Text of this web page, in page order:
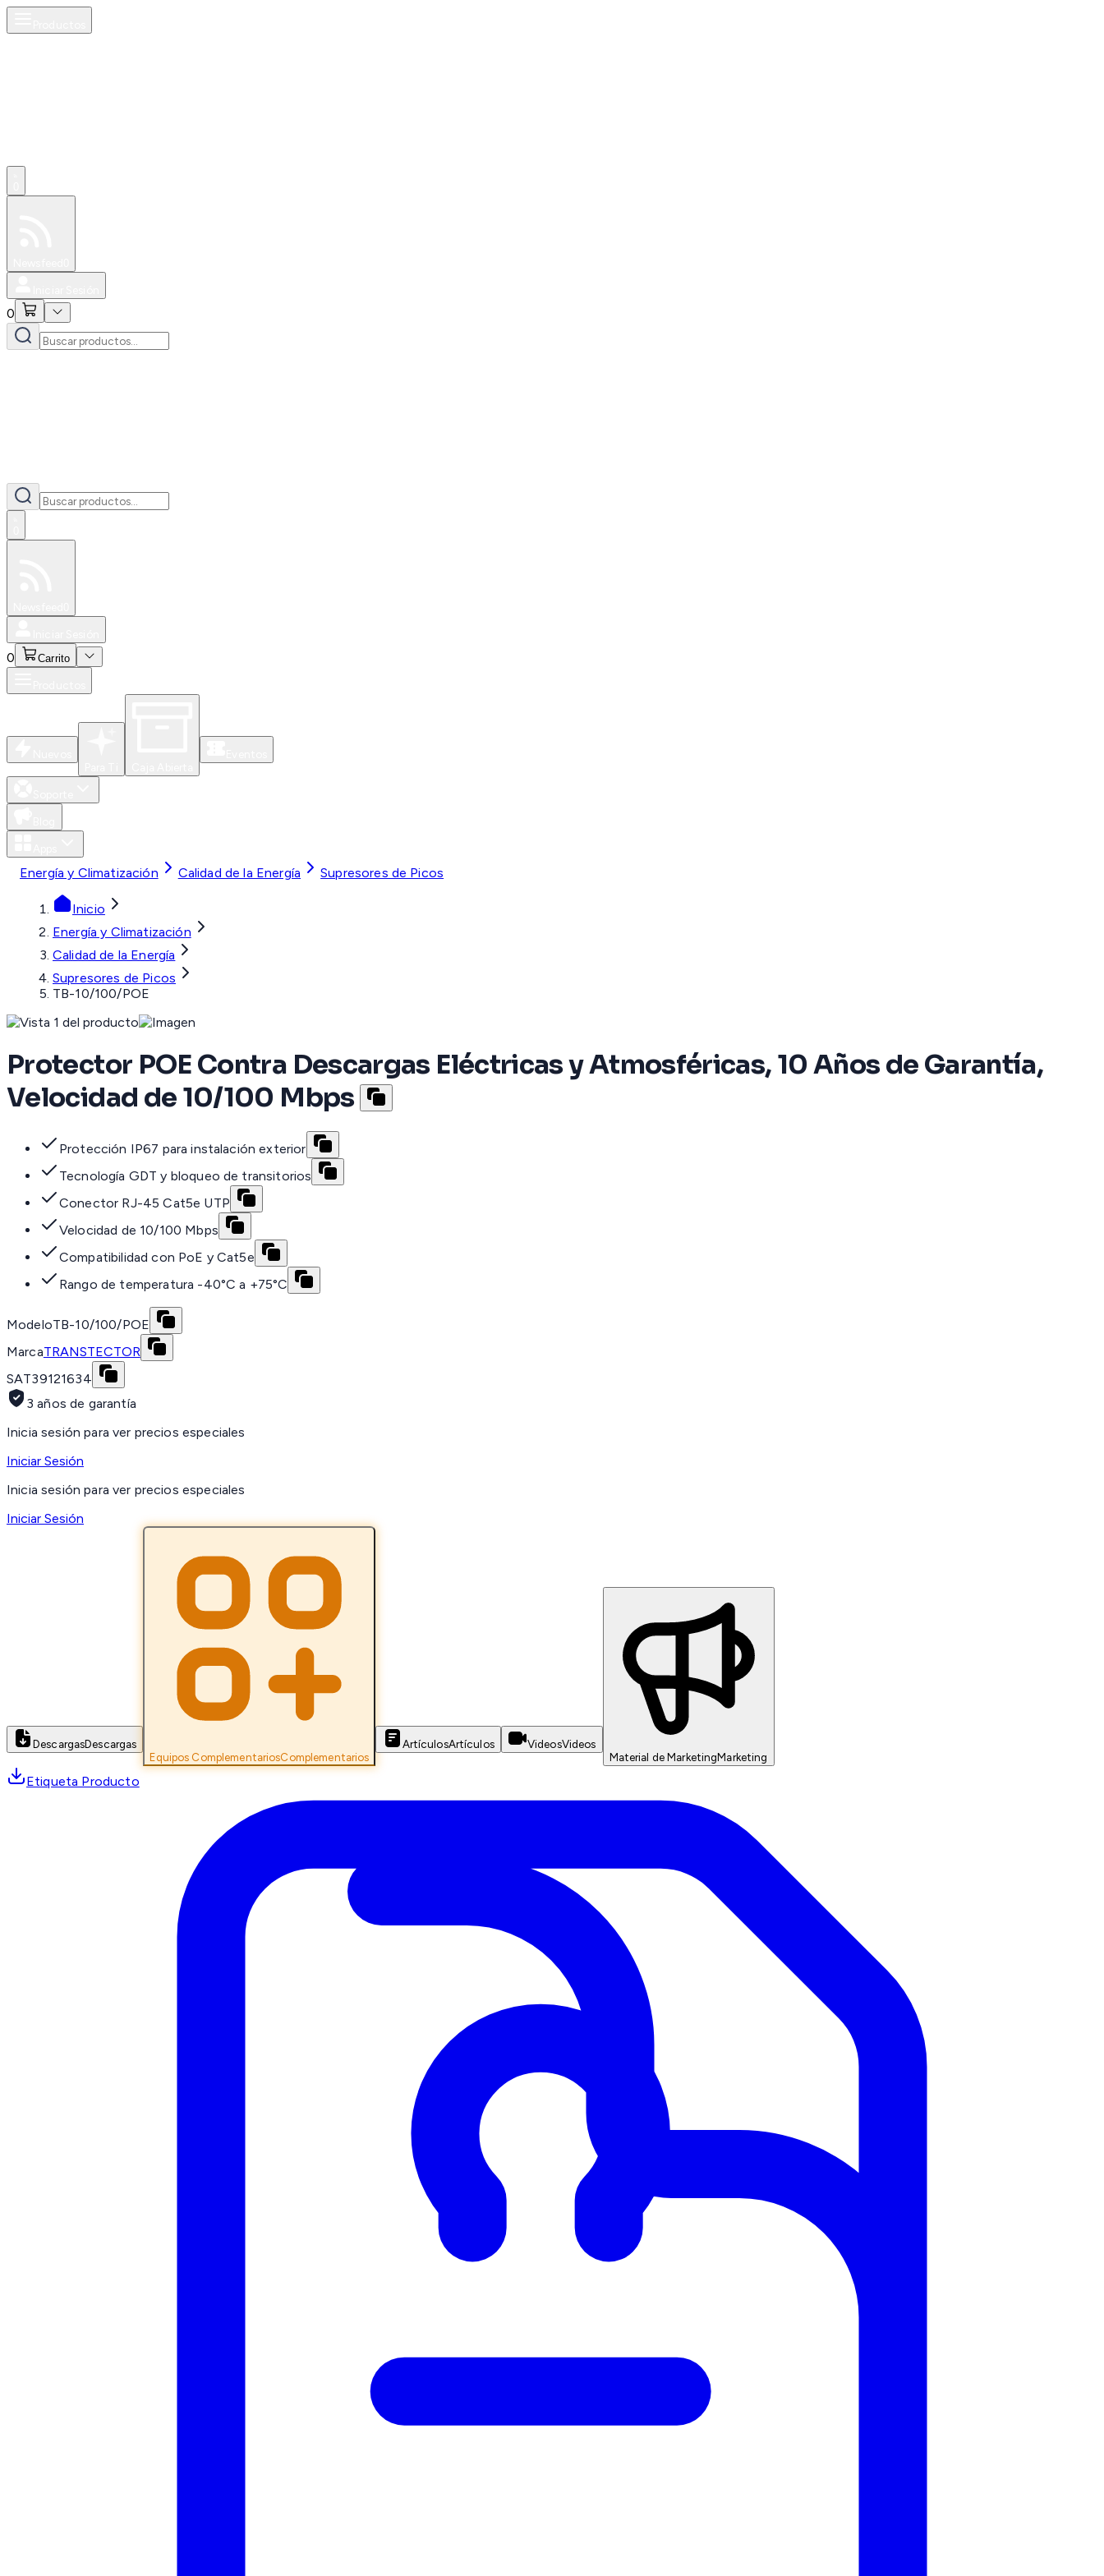
0
0 Carrito
Energía y Climatización Calidad de la Energía Supresores de Picos
Inicio
Energía y Climatización
Calidad de la Energía
Supresores de Picos
TB-10/100/POE
Protector POE Contra Descargas Eléctricas y Atmosféricas, 10 Años de Garantía,
Velocidad de 10/100 Mbps
Protección IP67 para instalación exterior
Tecnología GDT y bloqueo de transitorios
Conector RJ-45 Cat5e UTP
Velocidad de 10/100 Mbps
Compatibilidad con PoE y Cat5e
Rango de temperatura -40°C a +75°C
ModeloTB-10/100/POE
MarcaTRANSTECTOR
SAT39121634
3 años de garantía
Inicia sesión para ver precios especiales
Iniciar Sesión
Inicia sesión para ver precios especiales
Iniciar Sesión
DescargasDescargas
Equipos ComplementariosComplementarios
ArtículosArtículos VideosVideos
Material de MarketingMarketing
Etiqueta Producto